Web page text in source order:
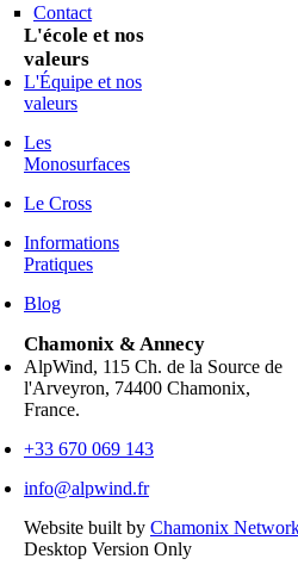
Contact
L'école et nos
valeurs
L'Équipe et nos
valeurs
Les
Monosurfaces
Le Cross
Informations
Pratiques
Blog
Chamonix & Annecy
AlpWind, 115 Ch. de la Source de
l'Arveyron, 74400 Chamonix,
France.
+33 670 069 143
info@alpwind.fr
Website built by Chamonix
Desktop Version Only